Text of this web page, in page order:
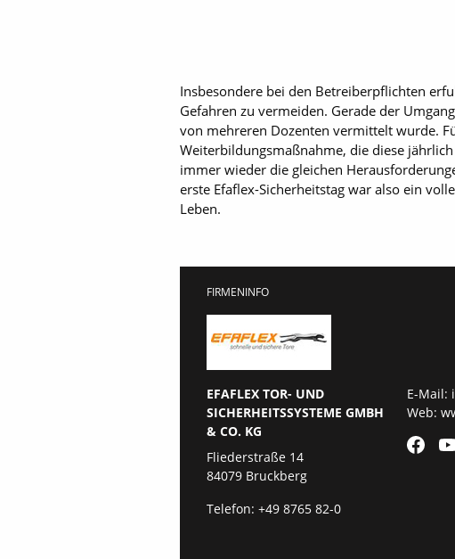
Insbesondere bei den Betreiberpflichten
Gefahren zu vermeiden. Gerade der
von mehreren Dozenten vermittelt wurde.
Weiterbildungsmaßnahme, die diese
immer wieder die gleichen
erste Efaflex-Sicherheitstag war also ein
Leben.
FIRMENINFO
EFAFLEX TOR- UND
SICHERHEITSSYSTEME GMBH
& CO. KG
Fliederstraße 14
84079 Bruckberg
Telefon: +49 8765 82-0
E-Mail:
Web: